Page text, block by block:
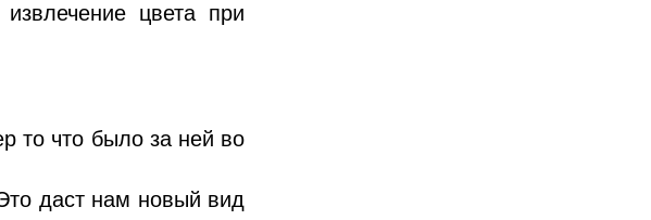
цвета при
то что было за ней во
даст нам новый вид